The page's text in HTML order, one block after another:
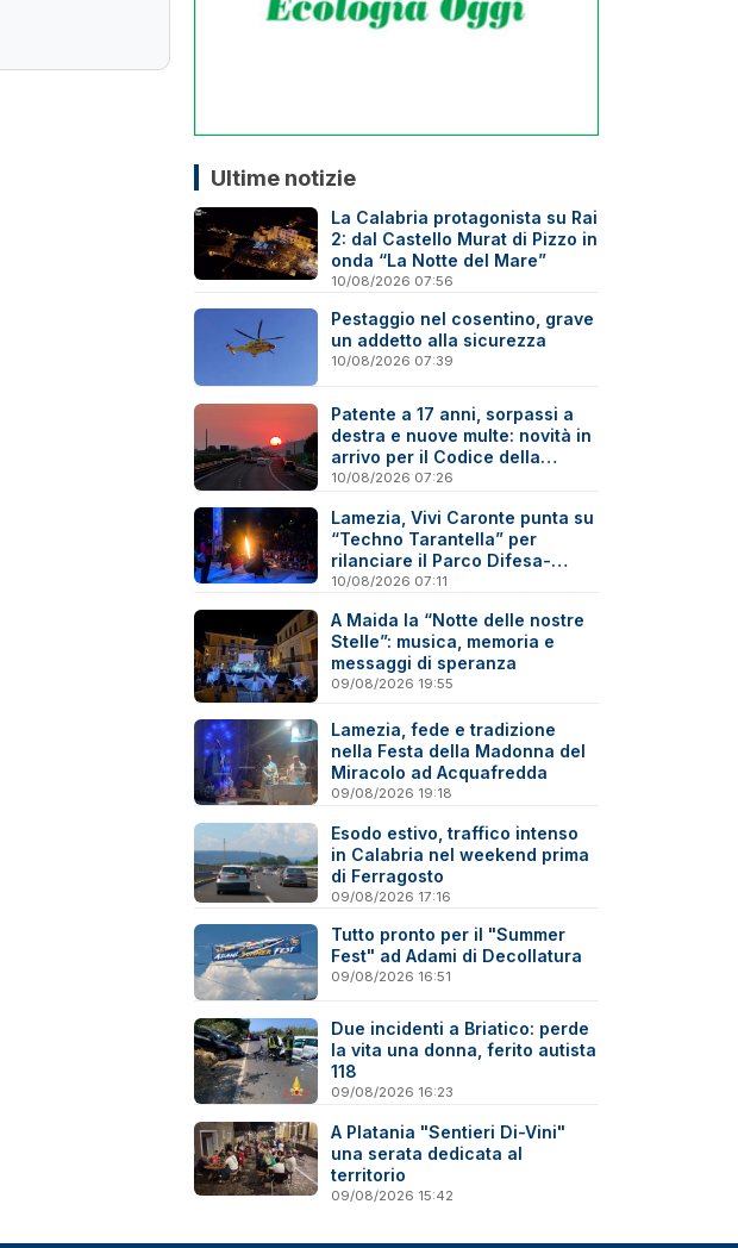
Ultime notizie
La Calabria protagonista su Rai
2: dal Castello Murat di Pizzo in
onda “La Notte del Mare”
10/08/2026 07:56
Pestaggio nel cosentino, grave
un addetto alla sicurezza
10/08/2026 07:39
Patente a 17 anni, sorpassi a
destra e nuove multe: novità in
arrivo per il Codice della
strada
10/08/2026 07:26
Lamezia, Vivi Caronte punta su
“Techno Tarantella” per
rilanciare il Parco Difesa-
Mitoio
10/08/2026 07:11
A Maida la “Notte delle nostre
Stelle”: musica, memoria e
messaggi di speranza
09/08/2026 19:55
Lamezia, fede e tradizione
nella Festa della Madonna del
Miracolo ad Acquafredda
09/08/2026 19:18
Esodo estivo, traffico intenso
in Calabria nel weekend prima
di Ferragosto
09/08/2026 17:16
Tutto pronto per il "Summer
Fest" ad Adami di Decollatura
09/08/2026 16:51
Due incidenti a Briatico: perde
la vita una donna, ferito autista
118
09/08/2026 16:23
A Platania "Sentieri Di-Vini"
una serata dedicata al
territorio
09/08/2026 15:42